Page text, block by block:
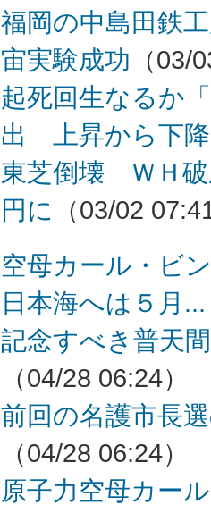
福岡の中島田鉄
宙実験成功 （03/
起死回生なるか
出 上昇から下
東芝倒壊 ＷＨ
円に
（03/02
空母カール・ビ
日本海へは５月...
記念すべき普天
（04/28 06:24）
前回の名護市長
（04/28 06:24）
原子力空母カー